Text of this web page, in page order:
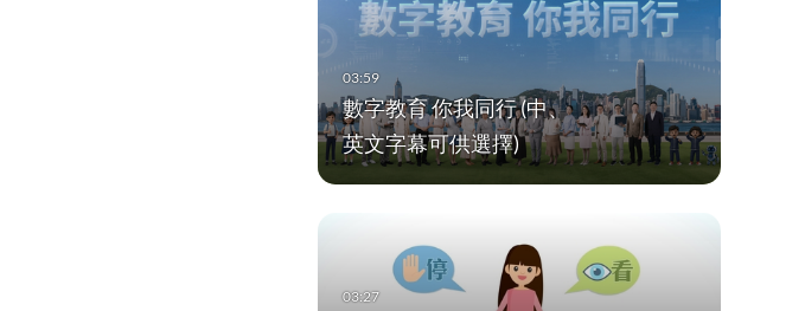
數字教育 你我同行 (中、
英文字幕可供選擇)